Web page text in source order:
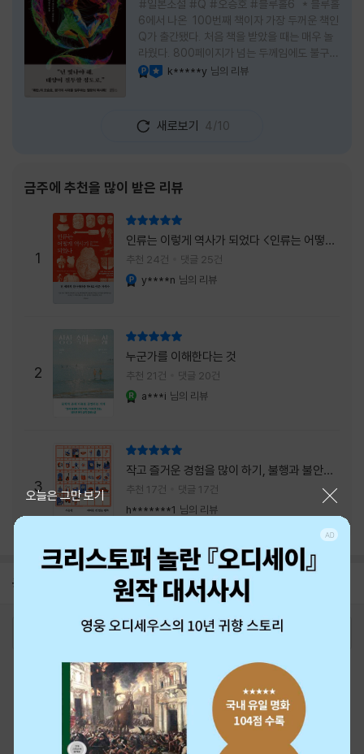
#일본소설 #Q #오승호 #블루홀6 * 블루홀
6에서 나온 100번째 책이자 가장 두꺼운 책인
Q가 출간됐다. 처음 책을 받았을 때는 매우 놀
라웠다. 800페이지가 넘는 두께임에도 불구하
고 생각보다 책이 가벼웠다. 여기에 측면을 영
제목이 Q란다. 처음 제목을 봤을 때 나는 질문
을 의미하는 Question을 떠올렸다. 하지만 이
려는 걸까, 아니면 같이 논의를 하자는 걸까 고
개를 갸웃거리며 책을 펴들었다. * 틈만 나면
경적을 울리고 욕을 입에 달고 사는 선배와 일
하고 있는 하치. 히토미 클린이라는 청소업체
직원으로 일하는 그녀가 바라는 것은 그저 고요
한
k*****y 님의 리뷰
새로보기 4/10
금주에 추천을 많이 받은 리뷰
1
인류는 이렇게 역사가 되었다 <인류는 어떻게
역사가 되었나>
추천 24건 댓글 25건
y****n 님의 리뷰
2
누군가를 이해한다는 것
추천 21건 댓글 20건
a***i 님의 리뷰
3
작고 즐거운 경험을 많이 하기, 불행과 불안을
회피하지 말기, 그리고 좋은 사람을 많이 만나
기.
추천 17건
댓글 17건
h*******1 님의 리뷰
공지 26년 NBCI 수상 안내
2026-08-01
오늘은 그만 보기
로그인 최근 본 상품 주문/배송
고객센터 1544-3800 티켓 1544-6399
중고샵 1566-4295
eBook 1:1문의/채팅상담
예스이십사(주) 사업자 정보
이용약관
개인정보처리방침
청소년보호정책
PC버전
회사소개 거래처관계자께